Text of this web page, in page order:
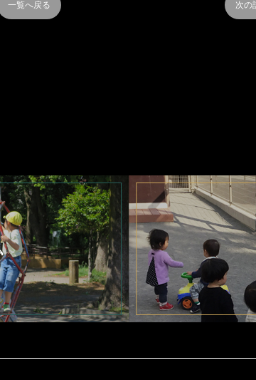
一覧へ戻る 次の